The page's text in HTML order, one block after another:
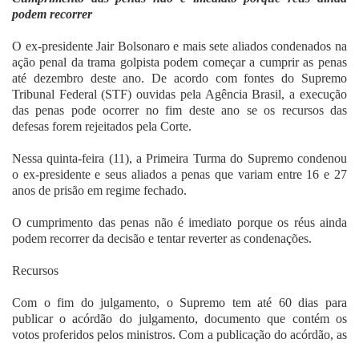
podem recorrer
O ex-presidente Jair Bolsonaro e mais sete aliados condenados na
ação penal da trama golpista podem começar a cumprir as penas
até dezembro deste ano. De acordo com fontes do Supremo
Tribunal Federal (STF) ouvidas pela Agência Brasil, a execução
das penas pode ocorrer no fim deste ano se os recursos das
defesas forem rejeitados pela Corte.
Nessa quinta-feira (11), a Primeira Turma do Supremo condenou
o ex-presidente e seus aliados a penas que variam entre 16 e 27
anos de prisão em regime fechado.
O cumprimento das penas não é imediato porque os réus ainda
podem recorrer da decisão e tentar reverter as condenações.
Recursos
Com o fim do julgamento, o Supremo tem até 60 dias para
publicar o acórdão do julgamento, documento que contém os
votos proferidos pelos ministros. Com a publicação do acórdão, as